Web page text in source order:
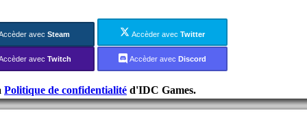
avec Steam Accèder avecTwitter
avec Twitch Accèder avec Discord
Politique de confidentialité d'IDC Games.